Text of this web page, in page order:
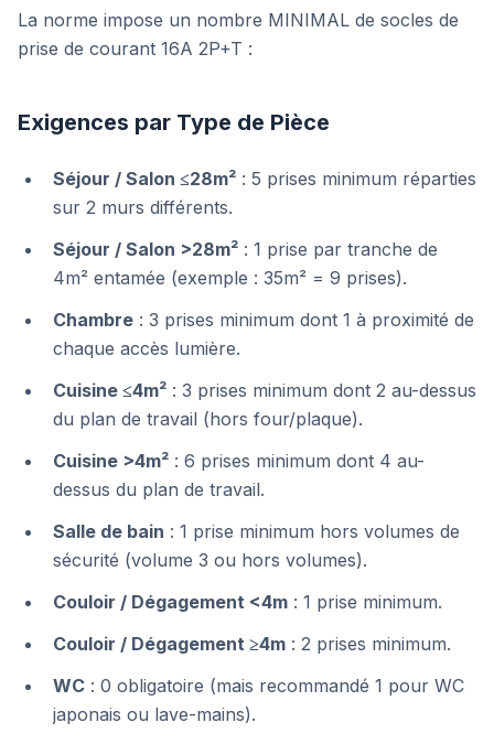
La norme impose un nombre MINIMAL de socles de
prise de courant 16A 2P+T :
Exigences par Type de Pièce
Séjour / Salon ≤28m² : 5 prises minimum réparties
sur 2 murs différents.
Séjour / Salon >28m² : 1 prise par tranche de
4m² entamée (exemple : 35m² = 9 prises).
Chambre : 3 prises minimum dont 1 à proximité de
chaque accès lumière.
Cuisine ≤4m² : 3 prises minimum dont 2 au-dessus
du plan de travail (hors four/plaque).
Cuisine >4m² : 6 prises minimum dont 4 au-
dessus du plan de travail.
Salle de bain : 1 prise minimum hors volumes de
sécurité (volume 3 ou hors volumes).
Couloir / Dégagement <4m : 1 prise minimum.
Couloir / Dégagement ≥4m : 2 prises minimum.
WC : 0 obligatoire (mais recommandé 1 pour WC
japonais ou lave-mains).